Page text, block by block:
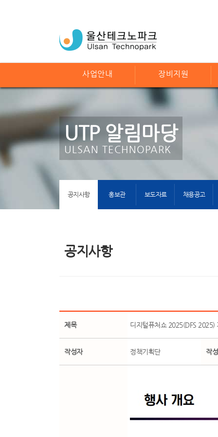
사업안내 장비지원
UTP 알림마당
ULSAN TECHNOPARK
공지사항 홍보관 보도자료 채용공고
공지사항
제목 디지털퓨처쇼 2025(DFS 2025)
작성자 정책기획단 작